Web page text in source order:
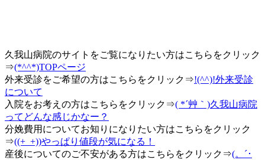
久我山病院のサイトをご覧になりたい方はこちらをクリック
⇒(*^^*)TOPページ
外来受診をご希望の方はこちらをクリック⇒!(^^)!外来受診
について
入院をお考えの方はこちらをクリック⇒( *´艸｀)久我山病院
ってどんな感じかなー？
分娩費用についてお知りになりたい方はこちらをクリック
⇒((+_+))やっぱり値段が気になる！
産後についてのご不安がある方はこちらをクリック⇒(。´･